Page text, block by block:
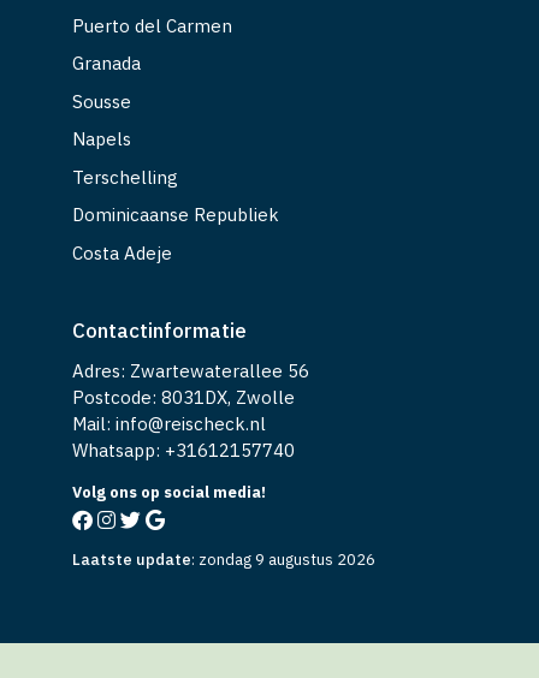
Puerto del Carmen
Granada
Sousse
Napels
Terschelling
Dominicaanse Republiek
Costa Adeje
Contactinformatie
Adres: Zwartewaterallee 56
Postcode: 8031DX, Zwolle
Mail: info@reischeck.nl
Whatsapp: +31612157740
Volg ons op social media!
Laatste update: zondag 9 augustus 2026